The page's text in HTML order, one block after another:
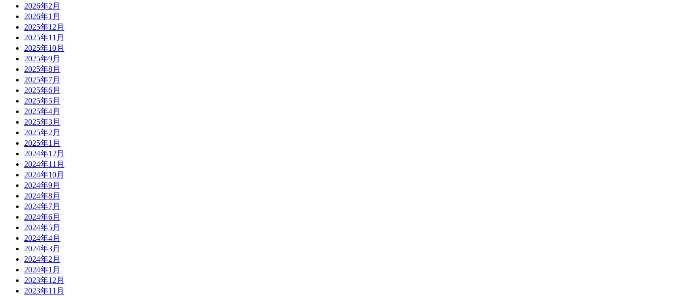
2026年2月
2026年1月
2025年12月
2025年11月
2025年10月
2025年9月
2025年8月
2025年7月
2025年6月
2025年5月
2025年4月
2025年3月
2025年2月
2025年1月
2024年12月
2024年11月
2024年10月
2024年9月
2024年8月
2024年7月
2024年6月
2024年5月
2024年4月
2024年3月
2024年2月
2024年1月
2023年12月
2023年11月